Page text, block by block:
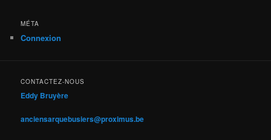
MÉTA
Connexion
CONTACTEZ-NOUS
Eddy Bruyère
anciensarquebusiers@proximus.be